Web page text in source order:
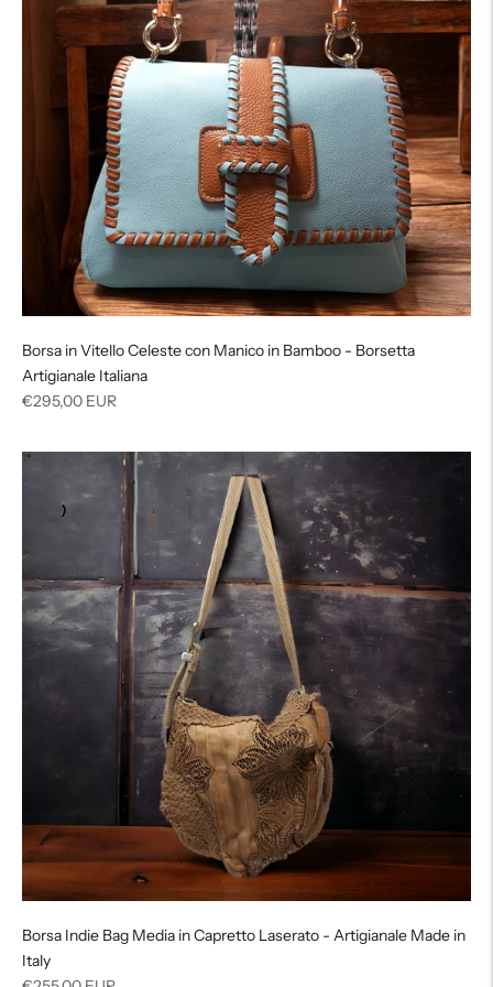
Borsa in Vitello Celeste con Manico in Bamboo - Borsetta
Artigianale Italiana
Prezzo
listino
€295,00 EUR
Borsa Indie Bag Media in Capretto Laserato - Artigianale Made in
Italy